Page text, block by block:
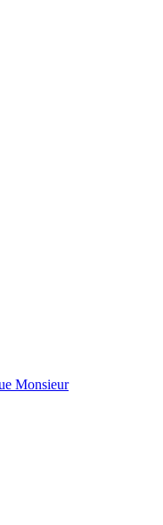
Monsieur